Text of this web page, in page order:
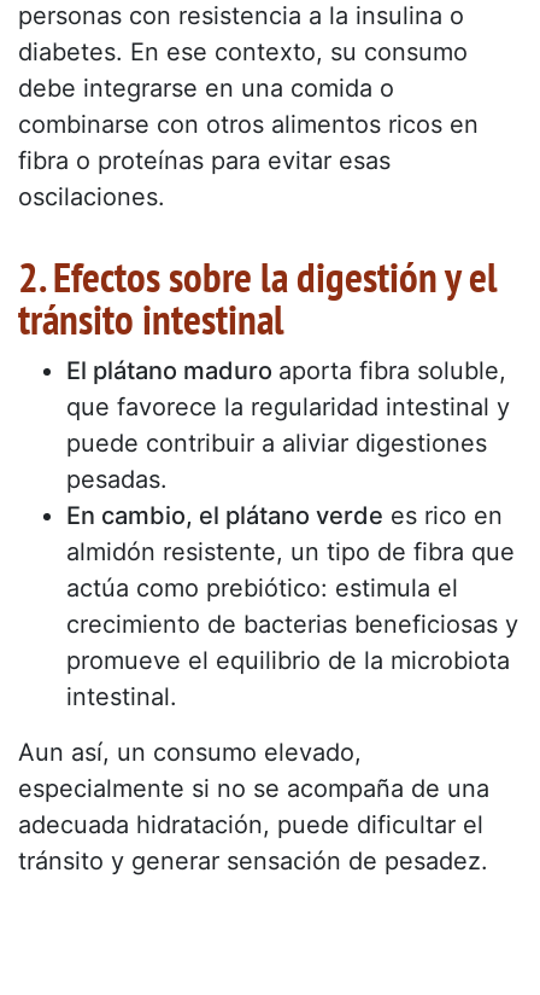
personas con resistencia a la insulina o
diabetes. En ese contexto, su consumo
debe integrarse en una comida o
combinarse con otros alimentos ricos en
fibra o proteínas para evitar esas
oscilaciones.
2. Efectos sobre la digestión y el
tránsito intestinal
El plátano maduro aporta fibra soluble,
que favorece la regularidad intestinal y
puede contribuir a aliviar digestiones
pesadas.
En cambio, el plátano verde es rico en
almidón resistente, un tipo de fibra que
actúa como prebiótico: estimula el
crecimiento de bacterias beneficiosas y
promueve el equilibrio de la microbiota
intestinal.
Aun así, un consumo elevado,
especialmente si no se acompaña de una
adecuada hidratación, puede dificultar el
tránsito y generar sensación de pesadez.